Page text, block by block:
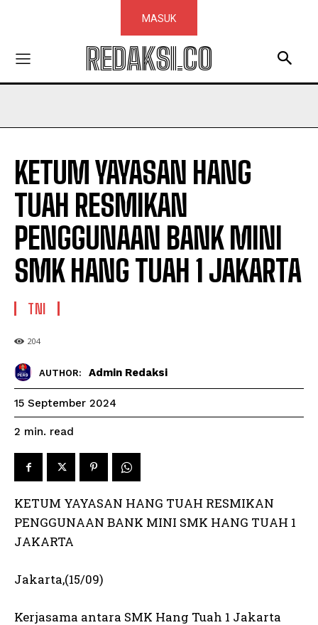
MASUK
REDAKSI.CO
KETUM YAYASAN HANG
TUAH RESMIKAN
PENGGUNAAN BANK MINI
SMK HANG TUAH 1 JAKARTA
TNI
204
AUTHOR: Admin Redaksi
15 September 2024
2 min. read
KETUM YAYASAN HANG TUAH RESMIKAN
PENGGUNAAN BANK MINI SMK HANG TUAH 1
JAKARTA
Jakarta,(15/09)
Kerjasama antara SMK Hang Tuah 1 Jakarta